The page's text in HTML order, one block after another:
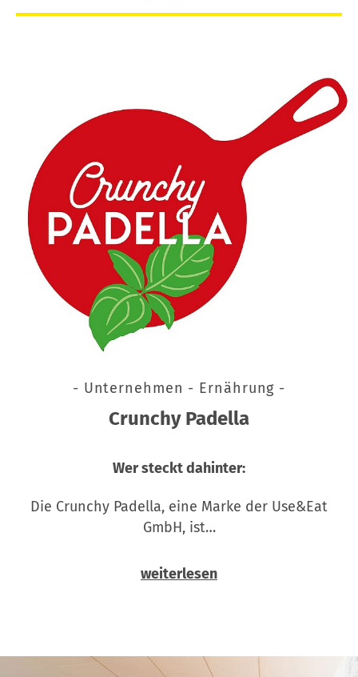
- Unternehmen - Ernährung -
Crunchy Padella
Wer steckt dahinter:
Die Crunchy Padella, eine Marke der Use&Eat
GmbH, ist…
weiterlesen